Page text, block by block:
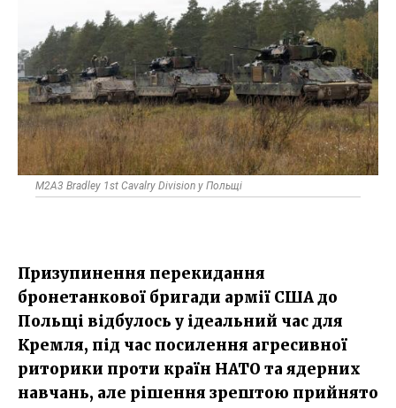
M2A3 Bradley 1st Cavalry Division у Польщі
Призупинення перекидання
бронетанкової бригади армії США до
Польщі відбулось у ідеальний час для
Кремля, під час посилення агресивної
риторики проти країн НАТО та ядерних
навчань, але рішення зрештою прийнято